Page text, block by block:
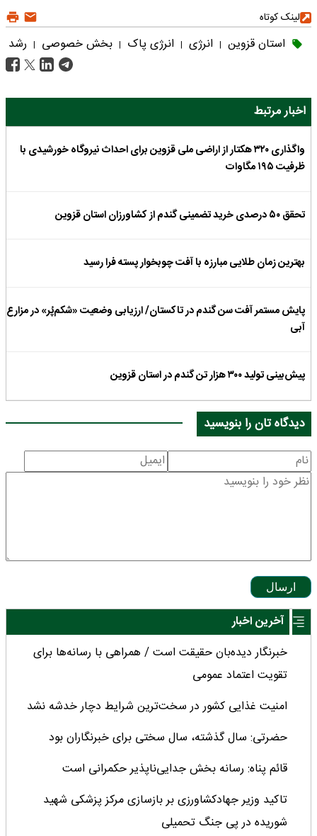
لینک کوتاه
استان قزوین | انرژی | انرژی پاک | بخش خصوصی | رشد
اخبار مرتبط
واگذاری ۳۲۰ هکتار از اراضی ملی قزوین برای احداث نیروگاه خورشیدی با
ظرفیت ۱۹۵ مگاوات
تحقق ۵۰ درصدی خرید تضمینی گندم از کشاورزان استان قزوین
بهترین زمان طلایی مبارزه با آفت چوبخوار پسته فرا رسید
پایش مستمر آفت سن گندم در تاکستان/ ارزیابی وضعیت «شکم‌پُر» در مزارع
آبی
پیش‌بینی تولید ۳۰۰ هزار تن گندم در استان قزوین
دیدگاه تان را بنویسید
ارسال
آخرین اخبار
خبرنگار دیده‌بان حقیقت است / همراهی با رسانه‌ها برای
تقویت اعتماد عمومی
امنیت غذایی کشور در سخت‌ترین شرایط دچار خدشه نشد
حضرتی: سال گذشته، سال سختی برای خبرنگاران بود
قائم پناه: رسانه بخش جدایی‌ناپذیر حکمرانی است
تاکید وزیر جهادکشاورزی بر بازسازی مرکز پزشکی شهید
شوریده در پی جنگ تحمیلی